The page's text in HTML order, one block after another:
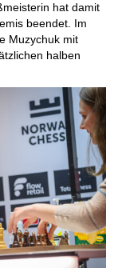
hat damit
beendet. Im
Muzychuk mit
halben